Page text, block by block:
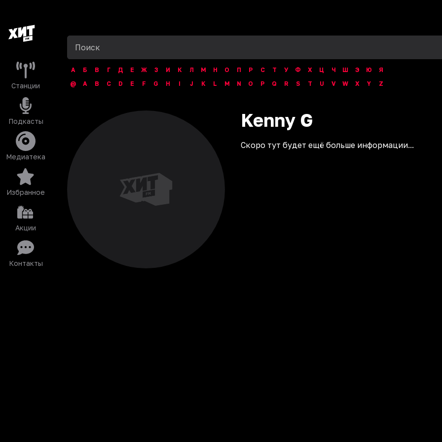
Станции
Подкасты
Медиатека
Избранное
Акции
Контакты
А Б В Г Д Е Ж З И К Л М Н О П Р С Т У Ф Х Ц Ч Ш Э Ю
Я
@
A B C D E F G H I J K L M N O P Q R S T U V W X Y Z
Kenny G
Скоро тут будет ещё больше информации...